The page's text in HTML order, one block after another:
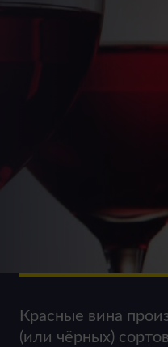
Красные вина
(или чёрных)